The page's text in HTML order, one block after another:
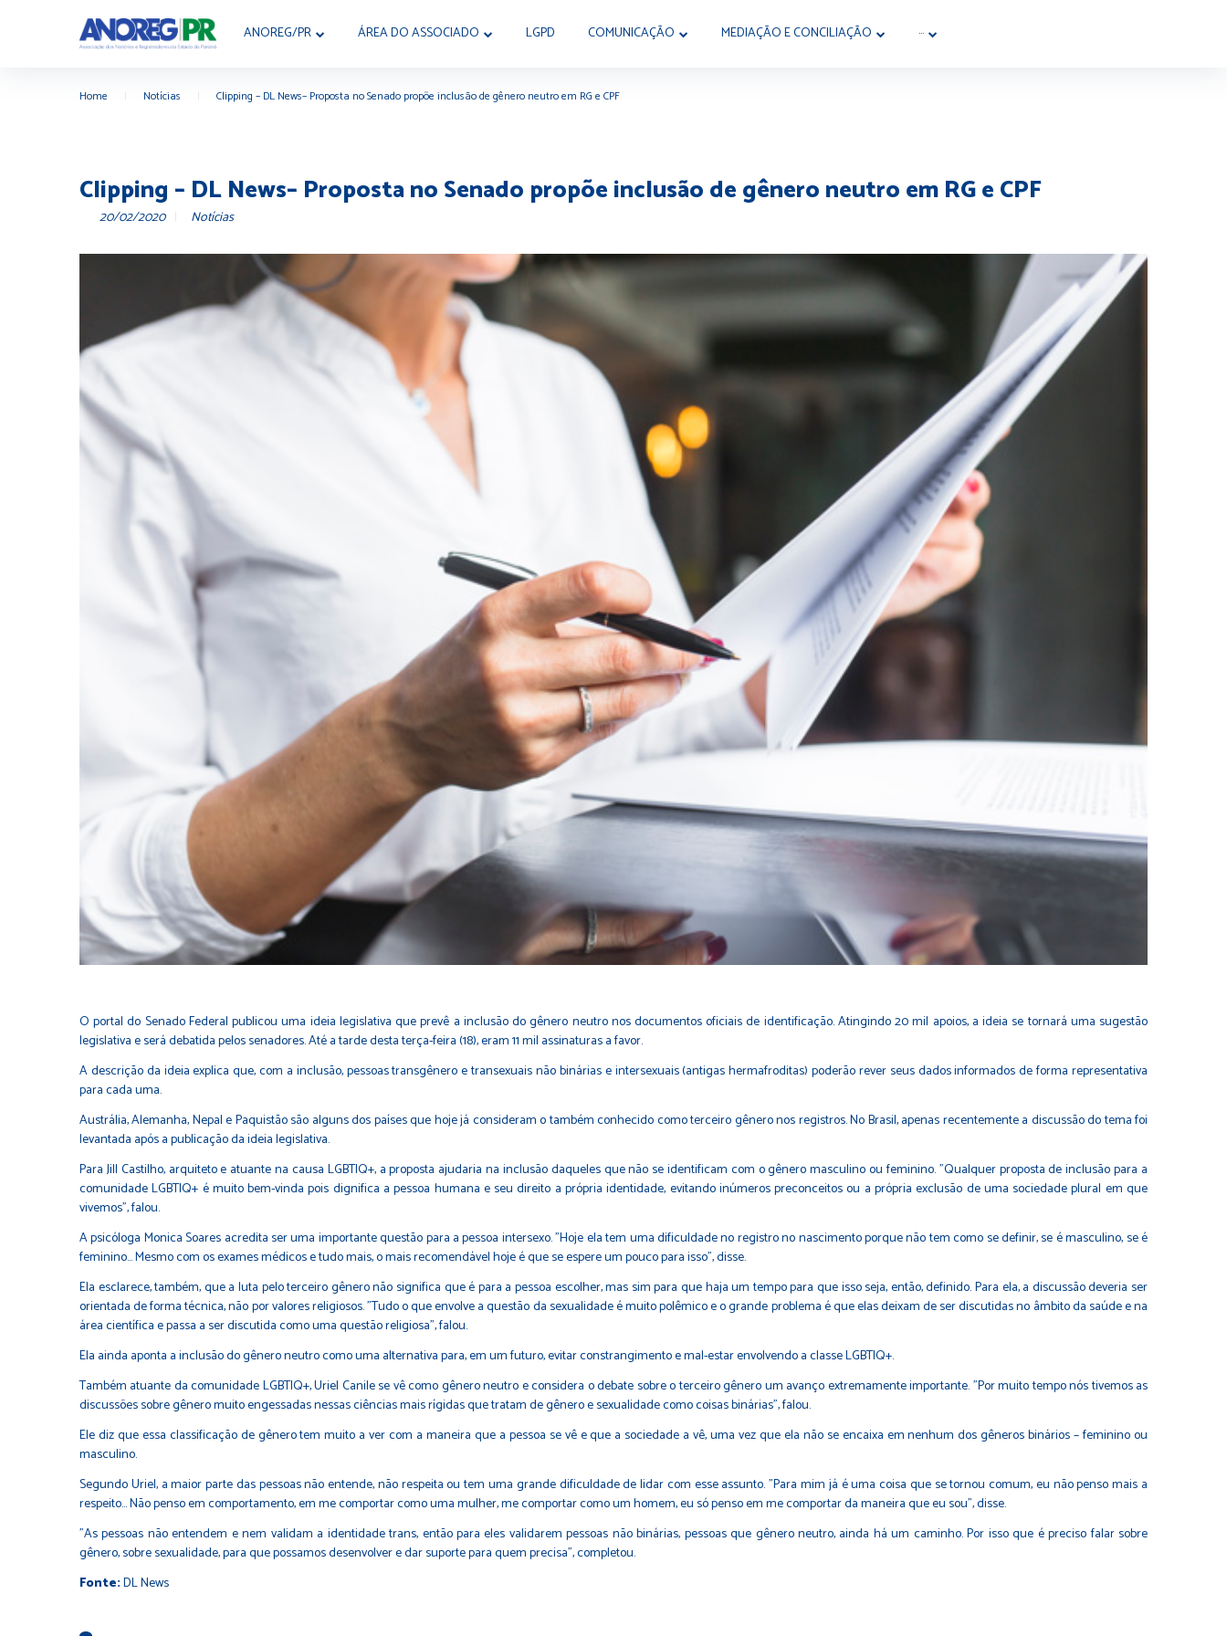
ANOREG/PR ÁREA DO ASSOCIADO LGPD COMUNICAÇÃO MEDIAÇÃO E CONCILIAÇÃO ···
Home Notícias Clipping – DL News– Proposta no Senado propõe inclusão de gênero neutro em RG e CPF
Clipping – DL News– Proposta no Senado propõe inclusão de gênero neutro em RG e CPF
20/02/2020 Notícias
O portal do Senado Federal publicou uma ideia legislativa que prevê a inclusão do gênero neutro nos documentos oficiais de identificação. Atingindo 20 mil apoios, a ideia se tornará uma sugestão
legislativa e será debatida pelos senadores. Até a tarde desta terça-feira (18), eram 11 mil assinaturas a favor.
A descrição da ideia explica que, com a inclusão, pessoas transgênero e transexuais não binárias e intersexuais (antigas hermafroditas) poderão rever seus dados informados de forma representativa
para cada uma.
Austrália, Alemanha, Nepal e Paquistão são alguns dos países que hoje já consideram o também conhecido como terceiro gênero nos registros. No Brasil, apenas recentemente a discussão do tema foi
levantada após a publicação da ideia legislativa.
Para Jill Castilho, arquiteto e atuante na causa LGBTIQ+, a proposta ajudaria na inclusão daqueles que não se identificam com o gênero masculino ou feminino. "Qualquer proposta de inclusão para a
comunidade LGBTIQ+ é muito bem-vinda pois dignifica a pessoa humana e seu direito a própria identidade, evitando inúmeros preconceitos ou a própria exclusão de uma sociedade plural em que
vivemos”, falou.
A psicóloga Monica Soares acredita ser uma importante questão para a pessoa intersexo. "Hoje ela tem uma dificuldade no registro no nascimento porque não tem como se definir, se é masculino, se é
feminino... Mesmo com os exames médicos e tudo mais, o mais recomendável hoje é que se espere um pouco para isso”, disse.
Ela esclarece, também, que a luta pelo terceiro gênero não significa que é para a pessoa escolher, mas sim para que haja um tempo para que isso seja, então, definido. Para ela, a discussão deveria ser
orientada de forma técnica, não por valores religiosos. "Tudo o que envolve a questão da sexualidade é muito polêmico e o grande problema é que elas deixam de ser discutidas no âmbito da saúde e na
área científica e passa a ser discutida como uma questão religiosa”, falou.
Ela ainda aponta a inclusão do gênero neutro como uma alternativa para, em um futuro, evitar constrangimento e mal-estar envolvendo a classe LGBTIQ+.
Também atuante da comunidade LGBTIQ+, Uriel Canile se vê como gênero neutro e considera o debate sobre o terceiro gênero um avanço extremamente importante. "Por muito tempo nós tivemos as
discussões sobre gênero muito engessadas nessas ciências mais rígidas que tratam de gênero e sexualidade como coisas binárias”, falou.
Ele diz que essa classificação de gênero tem muito a ver com a maneira que a pessoa se vê e que a sociedade a vê, uma vez que ela não se encaixa em nenhum dos gêneros binários – feminino ou
masculino.
Segundo Uriel, a maior parte das pessoas não entende, não respeita ou tem uma grande dificuldade de lidar com esse assunto. "Para mim já é uma coisa que se tornou comum, eu não penso mais a
respeito... Não penso em comportamento, em me comportar como uma mulher, me comportar como um homem, eu só penso em me comportar da maneira que eu sou”, disse.
"As pessoas não entendem e nem validam a identidade trans, então para eles validarem pessoas não binárias, pessoas que gênero neutro, ainda há um caminho. Por isso que é preciso falar sobre
gênero, sobre sexualidade, para que possamos desenvolver e dar suporte para quem precisa”, completou.
Fonte:DL News